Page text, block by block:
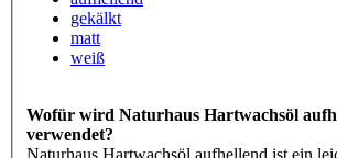
gekälkt
matt
weiß
Wofür wird Naturhaus Hartwachsöl
verwendet?
Naturhaus Hartwachsöl aufhellend ist ein